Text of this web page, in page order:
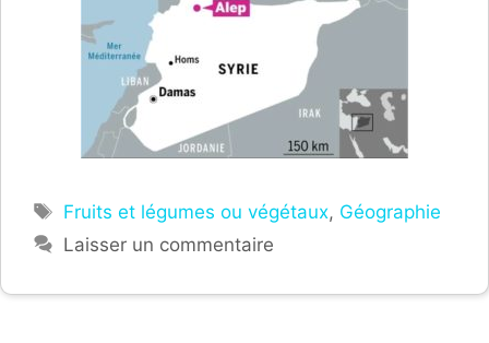
Étiquettes
Fruits et légumes ou végétaux, Géographie
Laisser un commentaire